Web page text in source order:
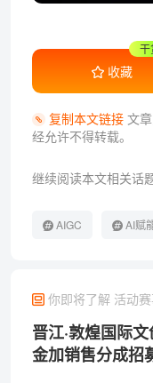
收藏
收
复制本文链接文
经允许不得转载。
继续阅读本文相关话
AIGC AI赋
你即将了解 活动
晋江·敦煌国际
金加销售分成招